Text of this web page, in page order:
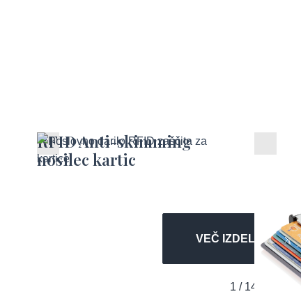
RFID Anti-skimming
nosilec kartic
VEČ IZDELKOV
1 / 14